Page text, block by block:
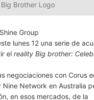
Brother Logo
Group
lunes 12 una serie de
el reality Big brother:
negociaciones con Corus
Nine Network en Australia
en esos mercados, de la